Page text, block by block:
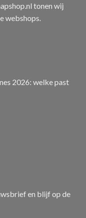
tonen wij
webshops.
2026: welke past
en blijf op de